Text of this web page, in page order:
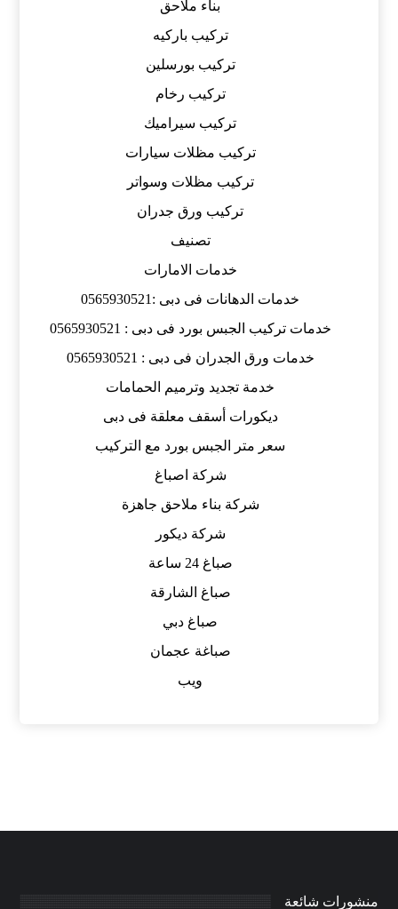
بناء ملاحق
تركيب باركيه
تركيب بورسلين
تركيب رخام
تركيب سيراميك
تركيب مظلات سيارات
تركيب مظلات وسواتر
تركيب ورق جدران
تصنيف
خدمات الامارات
خدمات الدهانات فى دبى :0565930521
خدمات تركيب الجبس بورد فى دبى : 0565930521
خدمات ورق الجدران فى دبى : 0565930521
خدمة تجديد وترميم الحمامات
ديكورات أسقف معلقة فى دبى
سعر متر الجبس بورد مع التركيب
شركة اصباغ
شركة بناء ملاحق جاهزة
شركة ديكور
صباغ 24 ساعة
صباغ الشارقة
صباغ دبي
صباغة عجمان
ويب
منشورات شائعة